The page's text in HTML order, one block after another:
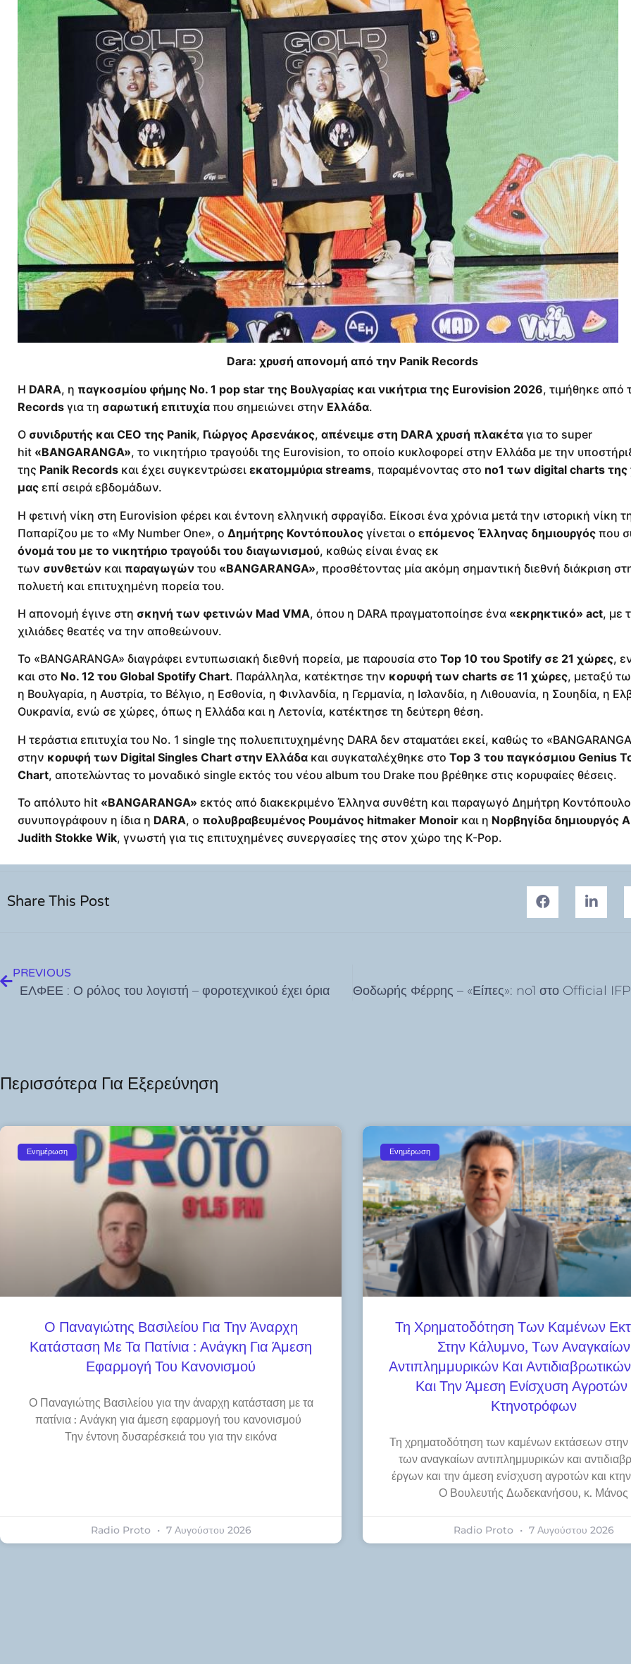
Dara: χρυσή απονομή από την Panik Records
Η DARA, η παγκοσμίου φήμης Νο. 1 pop star της Βουλγαρίας και νικήτρια της Eurovision 2026, τιμήθηκε από
Records για τη σαρωτική επιτυχία που σημειώνει στην Ελλάδα.
Ο συνιδρυτής και CEO της Panik, Γιώργος Αρσενάκος, απένειμε στη DARA χρυσή πλακέτα για το super
hit «BANGARANGA», το νικητήριο τραγούδι της Eurovision, το οποίο κυκλοφορεί στην Ελλάδα με την
της Panik Records και έχει συγκεντρώσει εκατομμύρια streams, παραμένοντας στο no1 των digital charts
μας επί σειρά εβδομάδων.
Η φετινή νίκη στη Eurovision φέρει και έντονη ελληνική σφραγίδα. Είκοσι ένα χρόνια μετά την ιστορική νίκη
Παπαρίζου με το «My Number One», ο Δημήτρης Κοντόπουλος γίνεται ο επόμενος Έλληνας δημιουργός που σ
όνομά του με το νικητήριο τραγούδι του διαγωνισμού, καθώς είναι ένας εκ
των συνθετών και παραγωγών του «BANGARANGA», προσθέτοντας μία ακόμη σημαντική διεθνή διάκριση
πολυετή και επιτυχημένη πορεία του.
Η απονομή έγινε στη σκηνή των φετινών Mad VMA, όπου η DARA πραγματοποίησε ένα «εκρηκτικό» act, με
χιλιάδες θεατές να την αποθεώνουν.
Το «BANGARANGA» διαγράφει εντυπωσιακή διεθνή πορεία, με παρουσία στο Top 10 του Spotify σε 21 χώρες,
και στο Νο. 12 του Global Spotify Chart. Παράλληλα, κατέκτησε την κορυφή των charts σε 11 χώρες, μεταξύ
η Βουλγαρία, η Αυστρία, το Βέλγιο, η Εσθονία, η Φινλανδία, η Γερμανία, η Ισλανδία, η Λιθουανία, η Σουηδία, η
Ουκρανία, ενώ σε χώρες, όπως η Ελλάδα και η Λετονία, κατέκτησε τη δεύτερη θέση.
Η τεράστια επιτυχία του Νο. 1 single της πολυεπιτυχημένης DARA δεν σταματάει εκεί, καθώς το
στην κορυφή των Digital Singles Chart στην Ελλάδα και συγκαταλέχθηκε στο Top 3 του παγκόσμιου Genius
Chart, αποτελώντας το μοναδικό single εκτός του νέου album του Drake που βρέθηκε στις κορυφαίες θέσεις.
Το απόλυτο hit «BANGARANGA» εκτός από διακεκριμένο Έλληνα συνθέτη και παραγωγό Δημήτρη Κοντόπουλο
συνυπογράφουν η ίδια η DARA, ο πολυβραβευμένος Ρουμάνος hitmaker Monoir και η Νορβηγίδα δημιουργός
Judith Stokke Wik, γνωστή για τις επιτυχημένες συνεργασίες της στον χώρο της K-Pop.
Share This Post
PREVIOUS
ΕΛΦΕΕ : Ο ρόλος του λογιστή – φοροτεχνικού έχει όρια
Περισσότερα Για Εξερεύνηση
Ενημέρωση
Ο Παναγιώτης Βασιλείου Για Την Άναρχη
Κατάσταση Με Τα Πατίνια : Ανάγκη Για Άμεση
Εφαρμογή Του Κανονισμού
Ο Παναγιώτης Βασιλείου για την άναρχη κατάσταση με τα
πατίνια : Ανάγκη για άμεση εφαρμογή του κανονισμού
Την έντονη δυσαρέσκειά του για την εικόνα
Radio Proto 7 Αυγούστου 2026
Ενημέρωση
Τη Χρηματοδότηση Των Καμένων
Στην Κάλυμνο, Των Αναγκαίων
Αντιπλημμυρικών Και
Και Την Άμεση Ενίσχυση Αγροτών
Κτηνοτρόφων
Τη χρηματοδότηση των καμένων εκτάσεων
των αναγκαίων αντιπλημμυρικών και
έργων και την άμεση ενίσχυση αγροτών και
Ο Βουλευτής Δωδεκανήσου, κ. Μάνος
Radio Proto 7 Αυγούστου 2026